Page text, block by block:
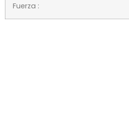
Fuerza :